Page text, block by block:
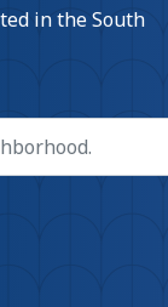
in the South